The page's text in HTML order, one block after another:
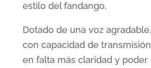
estilo del fandango.
Dotado de una voz
con capacidad de
en falta más claridad y poder